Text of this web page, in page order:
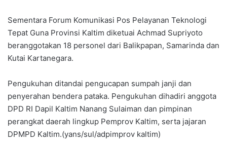
Sementara Forum Komunikasi Pos Pelayanan Teknologi
Tepat Guna Provinsi Kaltim diketuai Achmad Supriyoto
beranggotakan 18 personel dari Balikpapan, Samarinda dan
Kutai Kartanegara.
Pengukuhan ditandai pengucapan sumpah janji dan
penyerahan bendera pataka. Pengukuhan dihadiri anggota
DPD RI Dapil Kaltim Nanang Sulaiman dan pimpinan
perangkat daerah lingkup Pemprov Kaltim, serta jajaran
DPMPD Kaltim.(yans/sul/adpimprov kaltim)